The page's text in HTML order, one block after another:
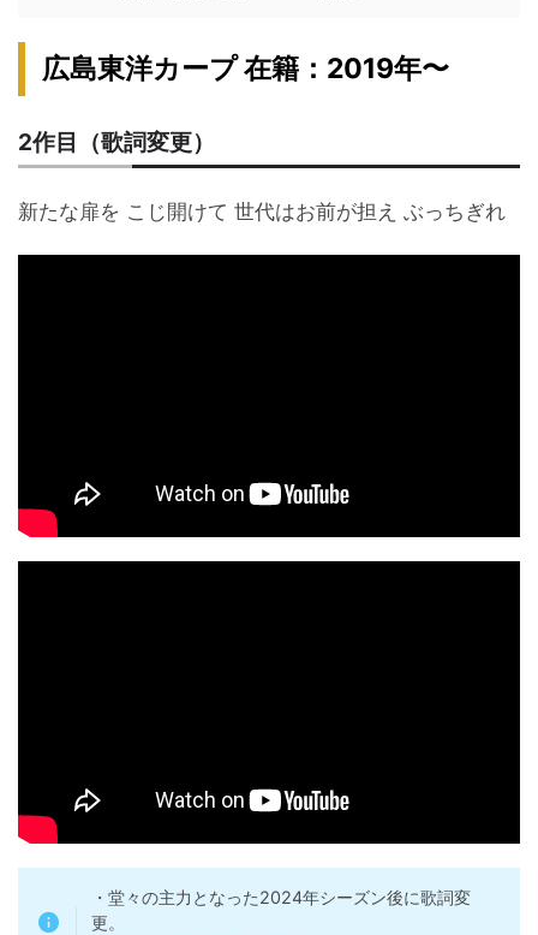
広島東洋カープ 在籍：2019年〜
2作目（歌詞変更）
新たな扉を こじ開けて 世代はお前が担え ぶっちぎれ
・堂々の主力となった2024年シーズン後に歌詞変
更。